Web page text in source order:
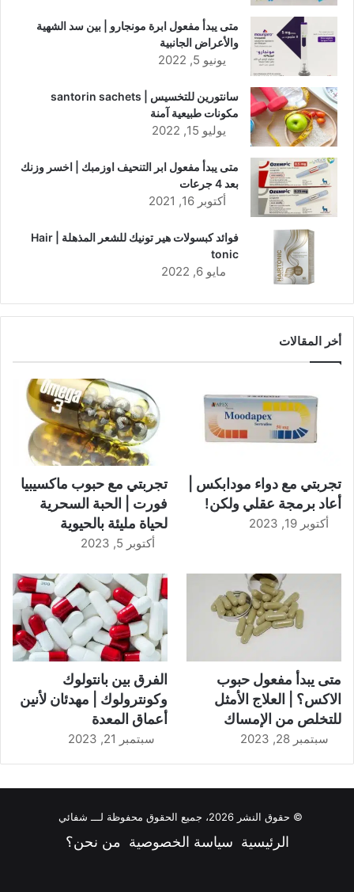
متى يبدأ مفعول ابرة مونجارو | بين سد الشهية
والأعراض الجانبية
يونيو 5, 2022
سانتورين للتخسيس | santorin sachets
مكونات طبيعية آمنة
يوليو 15, 2022
متى يبدأ مفعول ابر التنحيف اوزمبك | اخسر وزنك
بعد 4 جرعات
أكتوبر 16, 2021
فوائد كبسولات هير تونيك للشعر المذهلة | Hair
tonic
مايو 6, 2022
أخر المقالات
تجربتي مع دواء مودابكس |
أعاد برمجة عقلي ولكن!
أكتوبر 19, 2023
تجربتي مع حبوب ماكسيبيا
فورت | الحبة السحرية
لحياة مليئة بالحيوية
أكتوبر 5, 2023
متى يبدأ مفعول حبوب
الاكس؟ | العلاج الأمثل
للتخلص من الإمساك
سبتمبر 28, 2023
الفرق بين بانتولوك
وكونترولوك | مهدئان لأنين
أعماق المعدة
سبتمبر 21, 2023
© حقوق النشر 2026، جميع الحقوق محفوظة لـــ شفائي
الرئيسية سياسة الخصوصية من نحن؟